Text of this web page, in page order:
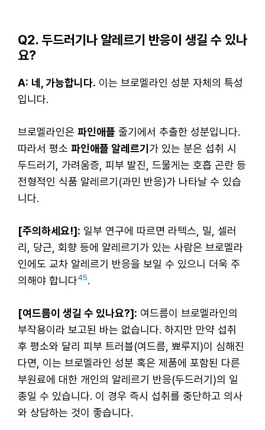
Q2. 두드러기나 알레르기 반응이 생길 수 있나
요?
A: 네, 가능합니다. 이는 브로멜라인 성분 자체의 특성
입니다.
브로멜라인은 파인애플 줄기에서 추출한 성분입니다.
따라서 평소 파인애플 알레르기가 있는 분은 섭취 시
두드러기, 가려움증, 피부 발진, 드물게는 호흡 곤란 등
전형적인 식품 알레르기(과민 반응)가 나타날 수 있습
니다.
[주의하세요!]: 일부 연구에 따르면 라텍스, 밀, 셀러
리, 당근, 회향 등에 알레르기가 있는 사람은 브로멜라
인에도 교차 알레르기 반응을 보일 수 있으니 더욱 주
의해야 합니다45.
[여드름이 생길 수 있나요?]: 여드름이 브로멜라인의
부작용이라 보고된 바는 없습니다. 하지만 만약 섭취
후 평소와 달리 피부 트러블(여드름, 뾰루지)이 심해진
다면, 이는 브로멜라인 성분 혹은 제품에 포함된 다른
부원료에 대한 개인의 알레르기 반응(두드러기)의 일
종일 수 있습니다. 이 경우 즉시 섭취를 중단하고 의사
와 상담하는 것이 좋습니다.